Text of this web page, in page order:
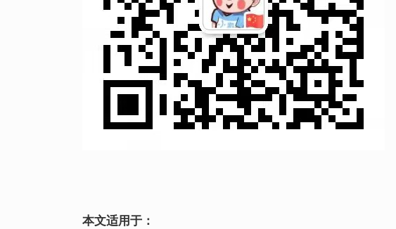
本文适用于：